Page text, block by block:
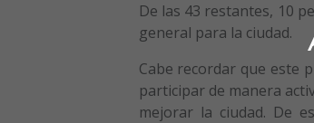
De las 43 restantes, 10
general para la ciudad.
Cabe recordar que este
participar de manera
mejorar la ciudad. De